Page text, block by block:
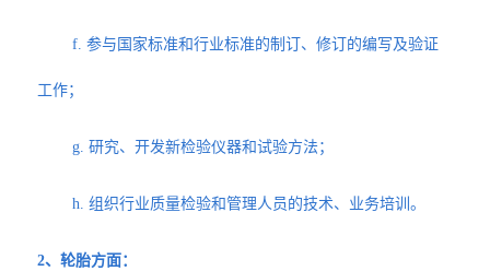
f. 参与国家标准和行业标准的制订、修订的编写及验证
工作；
g. 研究、开发新检验仪器和试验方法；
h. 组织行业质量检验和管理人员的技术、业务培训。
2、轮胎方面：